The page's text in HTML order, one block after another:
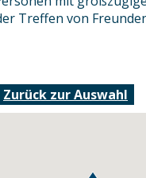
Treffen von
Zurück zur Auswahl